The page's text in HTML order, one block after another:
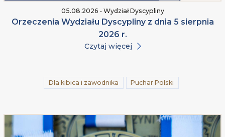
05.08.2026 • Wydział Dyscypliny
Orzeczenia Wydziału Dyscypliny z dnia 5 sierpnia
2026 r.
Czytaj więcej
Dla kibica i zawodnika Puchar Polski